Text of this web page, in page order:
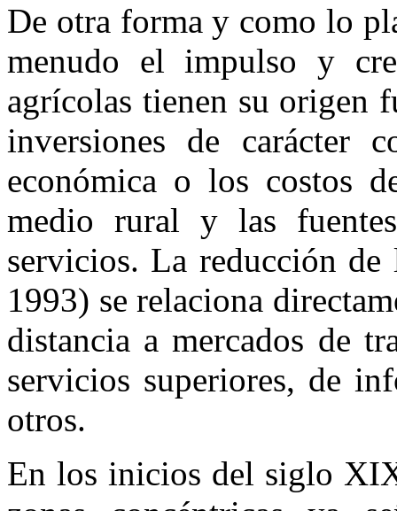
De otra forma y como lo
menudo el impulso y
agrícolas tienen su origen
inversiones de carácter
económica o los costos
medio rural y las
servicios. La reducción
1993) se relaciona
distancia a mercados de
servicios superiores, de
otros.
En los inicios del siglo